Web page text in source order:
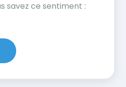
savez ce sentiment :